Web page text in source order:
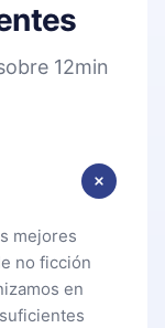
12min
mejores
no ficción
en